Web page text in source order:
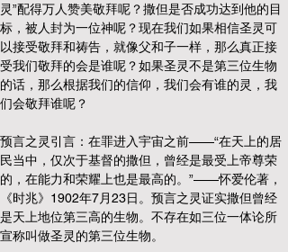
灵”配得万人赞美敬拜呢？撒但是否成功达到他的目
标，被人封为一位神呢？现在我们如果相信圣灵可
以接受敬拜和祷告，就像父和子一样，那么真正接
受我们敬拜的会是谁呢？如果圣灵不是第三位生物
的话，那么根据我们的信仰，我们会有谁的灵，我
们会敬拜谁呢？
预言之灵引言：在罪进入宇宙之前——“在天上的居
民当中，仅次于基督的撒但，曾经是最受上帝尊荣
的，在能力和荣耀上也是最高的。”——怀爱伦著，
《时兆》1902年7月23日。预言之灵证实撒但曾经
是天上地位第三高的生物。不存在如三位一体论所
宣称叫做圣灵的第三位生物。